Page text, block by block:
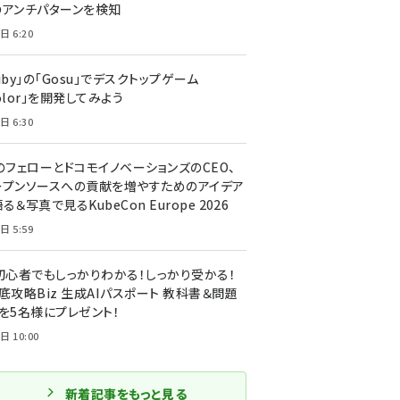
ンチパターンを検知
6:20
」の「Gosu」でデスクトップゲーム
」を開発してみよう
6:30
ェローとドコモイノベーションズのCEO、
ンソースへの貢献を増やすためのアイデア
る＆写真で見るKubeCon Europe 2026
5:59
者でもしっかりわかる！しっかり受かる！
攻略Biz 生成AIパスポート 教科書＆問題
5名様にプレゼント！
10:00
新着記事をもっと見る